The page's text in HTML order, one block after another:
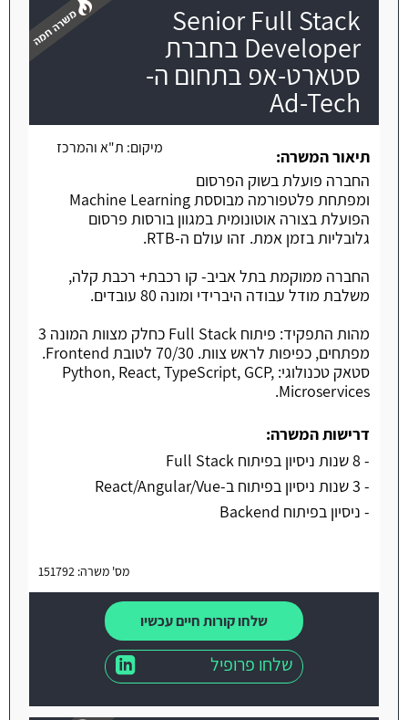
Senior Full Stack
Developer בחברת
סטארט-אפ בתחום ה-
Ad-Tech
מיקום: ת"א והמרכז
תיאור המשרה:
החברה פועלת בשוק הפרסום
ומפתחת פלטפורמה מבוססת Machine Learning
הפועלת בצורה אוטונומית במגוון בורסות פרסום
גלובליות בזמן אמת. זהו עולם ה-RTB.
החברה ממוקמת בתל אביב- קו רכבת+ רכבת קלה,
משלבת מודל עבודה היברידי ומונה 80 עובדים.
מהות התפקיד: פיתוח Full Stack כחלק מצוות המונה 3
מפתחים, כפיפות לראש צוות. 70/30 לטובת Frontend.
סטאק טכנולוגי: Python, React, TypeScript, GCP,
Microservices.
דרישות המשרה:
- 8 שנות ניסיון בפיתוח Full Stack
- 3 שנות ניסיון בפיתוח ב-React/Angular/Vue
- ניסיון בפיתוח Backend
מס' משרה: 151792
שלחו קורות חיים עכשיו
שלחו פרופיל